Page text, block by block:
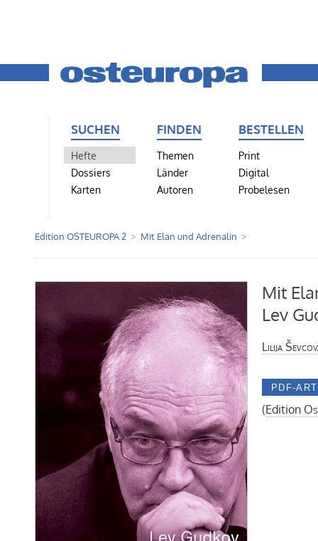
SUCHEN
Hefte
Dossiers
Karten
FINDEN
Themen
Länder
Autoren
BESTELLEN
Print
Digital
Probelesen
Edition OSTEUROPA 2 Mit Elan und Adrenalin
Mit
Lev
Lilija
(Edition